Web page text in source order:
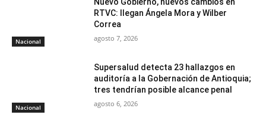
Nacional
RTVC: llegan Ángela Mora y Wilber
Correa
agosto 7, 2026
Nacional
Supersalud detecta 23 hallazgos en
auditoría a la Gobernación de Antioquia;
tres tendrían posible alcance penal
agosto 6, 2026